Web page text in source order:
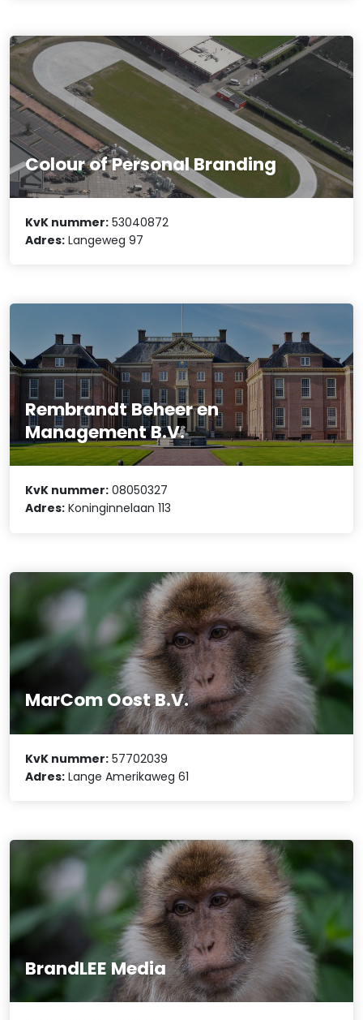
Colour of Personal Branding
KvK nummer: 53040872
Adres: Langeweg 97
Rembrandt Beheer en
Management B.V.
KvK nummer: 08050327
Adres: Koninginnelaan 113
MarCom Oost B.V.
KvK nummer: 57702039
Adres: Lange Amerikaweg 61
BrandLEE Media